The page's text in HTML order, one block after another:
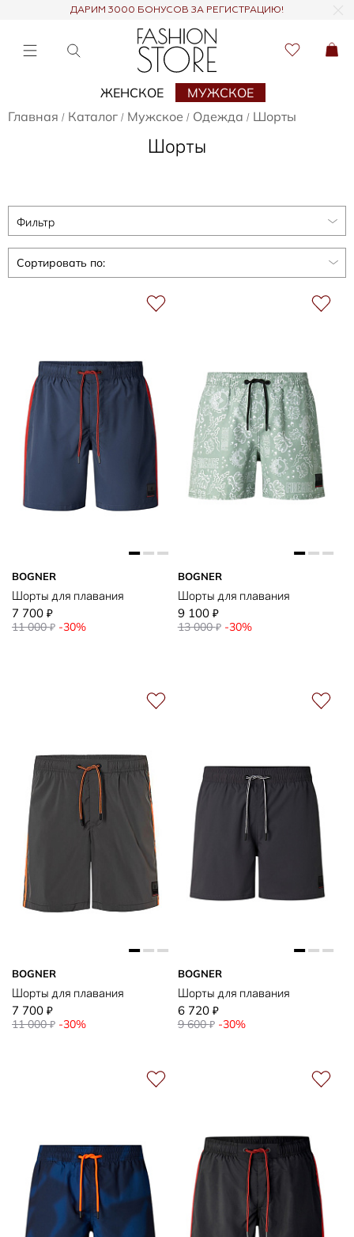
ДАРИМ 3000 БОНУСОВ ЗА РЕГИСТРАЦИЮ!
ЖЕНСКОЕ
МУЖСКОЕ
Главная / Каталог / Мужское / Одежда / Шорты
Шорты
Фильтр
Сортировать по:
BOGNER
Шорты для плавания
7 700 ₽
11 000₽ -30%
BOGNER
Шорты для плавания
9 100 ₽
13 000₽ -30%
BOGNER
Шорты для плавания
7 700 ₽
11 000₽ -30%
BOGNER
Шорты для плавания
6 720 ₽
9 600₽ -30%